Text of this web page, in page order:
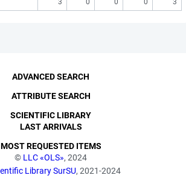
3 0 0 0 3
© LLC «OLS», 2024
Library SurSU, 2021-2024
ADVANCED SEARCH
ATTRIBUTE SEARCH
SCIENTIFIC LIBRARY
LAST ARRIVALS
MOST REQUESTED ITEMS